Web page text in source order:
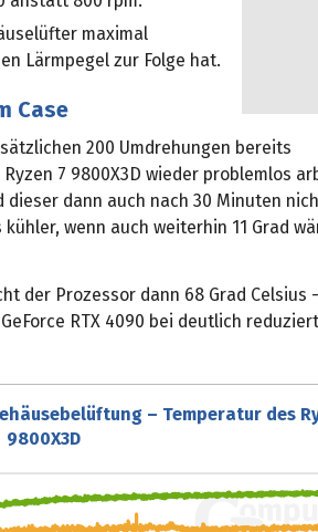
maximal
Lärmpegel zur Folge hat.
Case
200 Umdrehungen bereits
7 9800X3D wieder problemlos
dann auch nach 30 Minuten
wenn auch weiterhin 11 Grad
der Prozessor dann 68 Grad Celsius
RTX 4090 bei deutlich
– Temperatur des
9800X3D